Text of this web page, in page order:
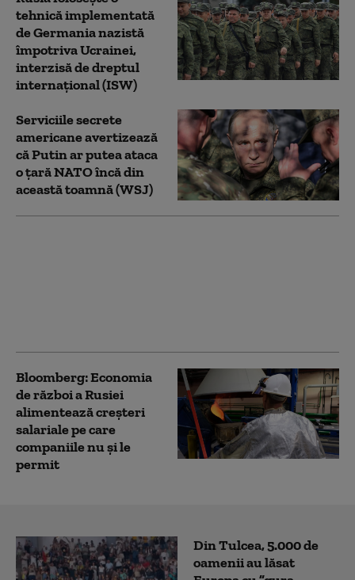
tehnică implementată
de Germania nazistă
împotriva Ucrainei,
interzisă de dreptul
internațional (ISW)
Serviciile secrete
americane avertizează
că Putin ar putea ataca
o țară NATO încă din
această toamnă (WSJ)
Bloomberg: Economia
de război a Rusiei
alimentează creşteri
salariale pe care
companiile nu şi le
permit
Din Tulcea, 5.000 de
oamenii au lăsat